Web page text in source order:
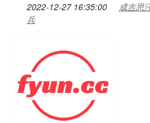
2022-12-27 16:35:00
成吉思
兵